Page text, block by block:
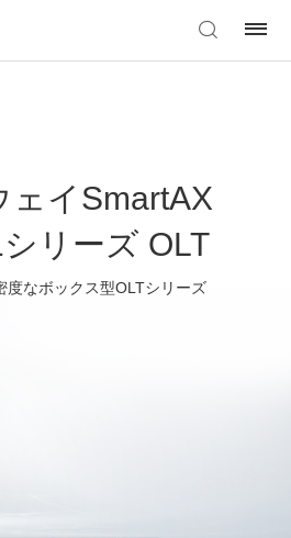
ェイSmartAX
リーズ OLT
度なボックス型OLTシリーズ